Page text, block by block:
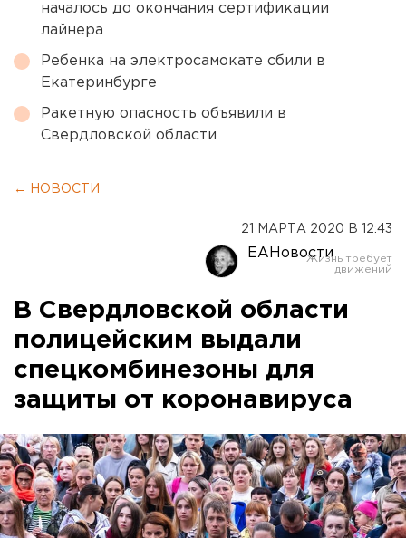
началось до окончания сертификации
лайнера
Ребенка на электросамокате сбили в
Екатеринбурге
Ракетную опасность объявили в
Свердловской области
← НОВОСТИ
21 МАРТА 2020 В 12:43
ЕАНовости
В Свердловской области
полицейским выдали
спецкомбинезоны для
защиты от коронавируса